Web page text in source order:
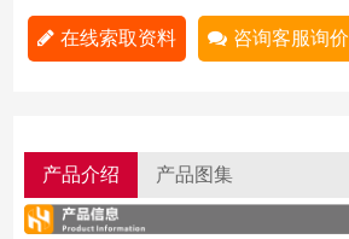
在线索取资料 咨询客服询价
产品介绍 产品图集